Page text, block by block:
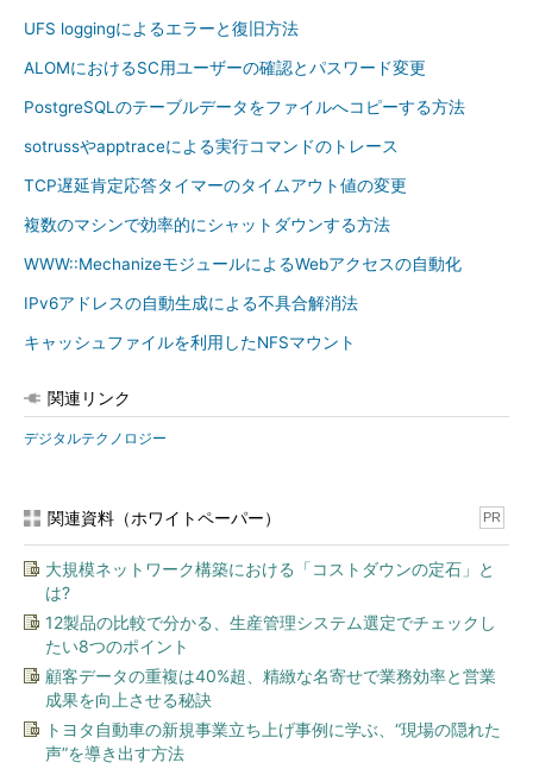
UFS loggingによるエラーと復旧方法
ALOMにおけるSC用ユーザーの確認とパスワード変更
PostgreSQLのテーブルデータをファイルへコピーする方法
sotrussやapptraceによる実行コマンドのトレース
TCP遅延肯定応答タイマーのタイムアウト値の変更
複数のマシンで効率的にシャットダウンする方法
WWW::MechanizeモジュールによるWebアクセスの自動化
IPv6アドレスの自動生成による不具合解消法
キャッシュファイルを利用したNFSマウント
関連リンク
デジタルテクノロジー
関連資料（ホワイトペーパー） PR
大規模ネットワーク構築における「コストダウンの定石」と
は?
12製品の比較で分かる、生産管理システム選定でチェックし
たい8つのポイント
顧客データの重複は40%超、精緻な名寄せで業務効率と営業
成果を向上させる秘訣
トヨタ自動車の新規事業立ち上げ事例に学ぶ、“現場の隠れた
声”を導き出す方法